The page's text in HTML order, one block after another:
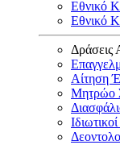
Εθνικό
Εθνικό
Δράσεις
Αίτηση
Μητρώο